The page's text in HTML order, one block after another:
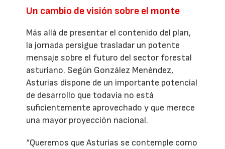
Un cambio de visión sobre el monte
Más allá de presentar el contenido del plan,
la jornada persigue trasladar un potente
mensaje sobre el futuro del sector forestal
asturiano. Según González Menéndez,
Asturias dispone de un importante potencial
de desarrollo que todavía no está
suficientemente aprovechado y que merece
una mayor proyección nacional.
“Queremos que Asturias se contemple como